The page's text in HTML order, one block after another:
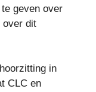
geven over
over dit
in
CLC en